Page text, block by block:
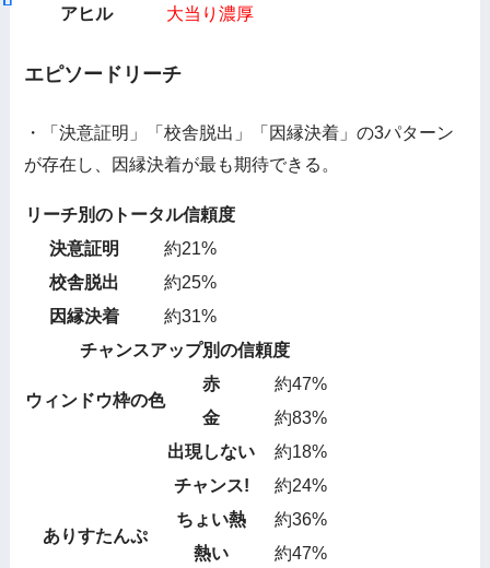
アヒル 大当り濃厚
エピソードリーチ
・「決意証明」「校舎脱出」「因縁決着」の3パターン
が存在し、因縁決着が最も期待できる。
リーチ別のトータル信頼度
決意証明
約21%
校舎脱出
約25%
因縁決着
約31%
チャンスアップ別の信頼度
ウィンドウ枠の色
赤
約47%
金
約83%
ありすたんぷ
出現しない
約18%
チャンス!
約24%
ちょい熱
約36%
熱い
約47%